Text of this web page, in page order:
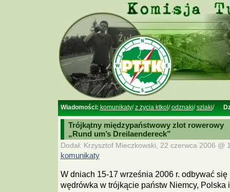
Wiadomości: komunikaty/z życia ktkol /odznaki/szlaki/
Trójkątny międzypaństwowy zlot rowerowy
„Rund um’s Dreilaendereck”
Dodał: Krzysztof Mieczkowski, 22 czerwca 2006 @
komunikaty
W dniach 15-17 września 2006 r. odbywać
wędrówka w trójkącie państw Niemcy, Polska